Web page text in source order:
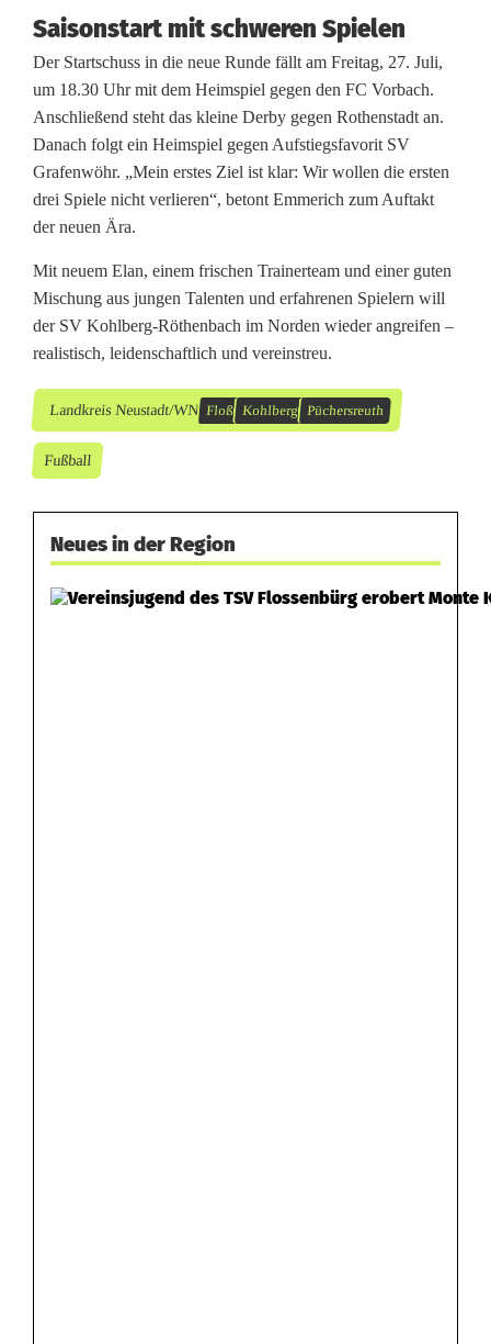
u
e
m
C
o
c
h
Saisonstart mit schweren Spielen
Der Startschuss in die neue Runde fällt am Freitag, 27. Juli,
um 18.30 Uhr mit dem Heimspiel gegen den FC Vorbach.
Anschließend steht das kleine Derby gegen Rothenstadt an.
Danach folgt ein Heimspiel gegen Aufstiegsfavorit SV
Grafenwöhr. „Mein erstes Ziel ist klar: Wir wollen die ersten
drei Spiele nicht verlieren“, betont Emmerich zum Auftakt
der neuen Ära.
Mit neuem Elan, einem frischen Trainerteam und einer guten
Mischung aus jungen Talenten und erfahrenen Spielern will
der SV Kohlberg-Röthenbach im Norden wieder angreifen –
realistisch, leidenschaftlich und vereinstreu.
Landkreis Neustadt/WN Floß Kohlberg Püchersreuth
Fußball
Neues in der Region